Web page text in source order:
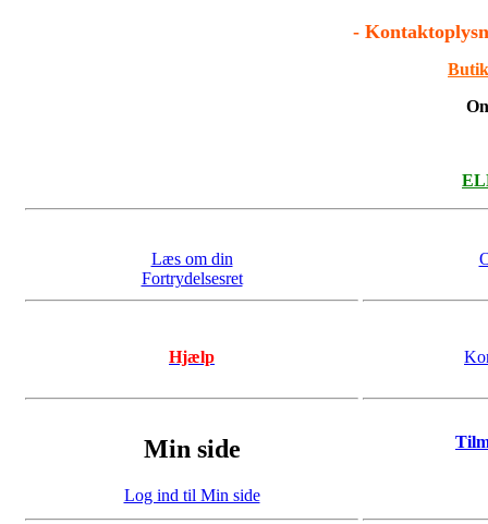
-
Læs om din
Fortrydelsesret
Hjælp
Min side
Log ind til Min side